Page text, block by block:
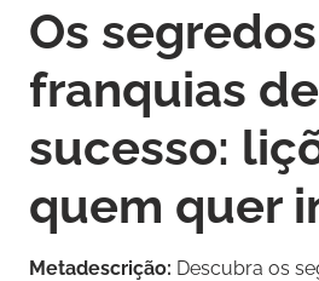
Os
franquias de
sucesso:
quem quer
Metadescrição: Descubra os